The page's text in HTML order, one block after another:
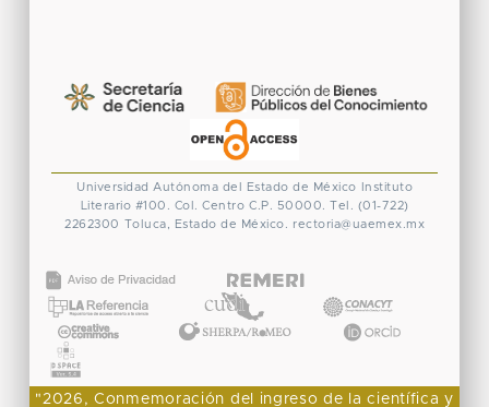
Universidad Autónoma del Estado de México
Instituto
Literario #100. Col. Centro C.P. 50000. Tel. (01-722)
2262300 Toluca, Estado de México. rectoria@uaemex.mx
"2026, Conmemoración del ingreso de la científica y